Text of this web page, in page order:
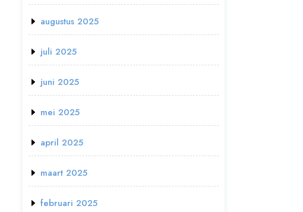
augustus 2025
juli 2025
juni 2025
mei 2025
april 2025
maart 2025
februari 2025